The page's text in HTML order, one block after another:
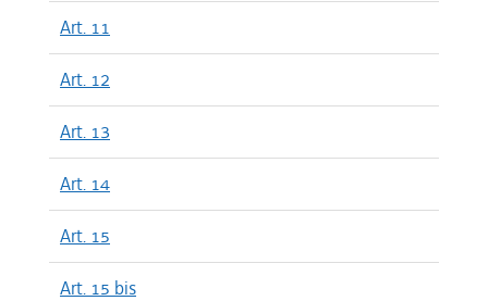
Art. 11
Art. 12
Art. 13
Art. 14
Art. 15
Art. 15 bis